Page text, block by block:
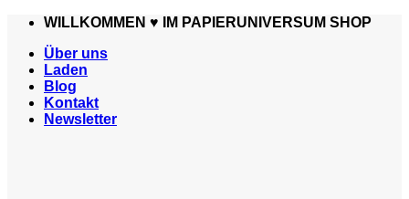
Zum
springen
WILLKOMMEN ♥️ IM PAPIERUNIVERSUM SHOP
Über uns
Laden
Blog
Kontakt
Newsletter